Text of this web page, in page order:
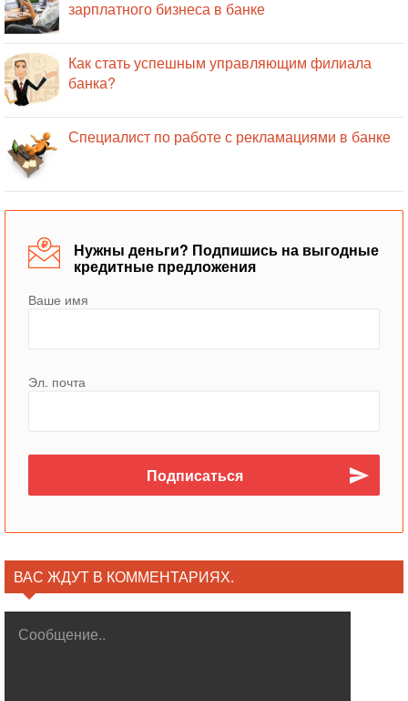
зарплатного бизнеса в банке
Как стать успешным управляющим филиала
банка?
Специалист по работе с рекламациями в банке
Нужны деньги? Подпишись на выгодные
кредитные предложения
Ваше имя
Эл. почта
ВАС ЖДУТ В КОММЕНТАРИЯХ.